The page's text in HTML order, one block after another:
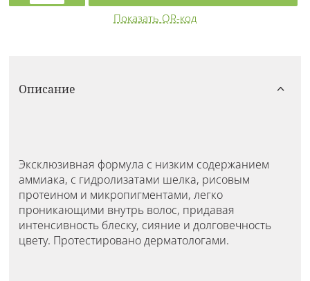
Показать QR-код
Описание
Эксклюзивная формула с низким содержанием
аммиака, с гидролизатами шелка, рисовым
протеином и микропигментами, легко
проникающими внутрь волос, придавая
интенсивность блеску, сияние и долговечность
цвету. Протестировано дерматологами.